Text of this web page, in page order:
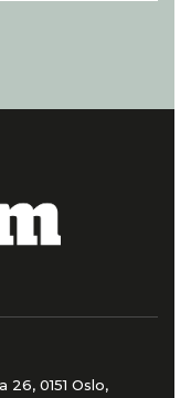
0151 Oslo,